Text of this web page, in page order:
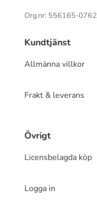
Org.nr: 556165-0762
Kundtjänst
Allmänna villkor
Frakt & leverans
Övrigt
Licensbelagda köp
Logga in